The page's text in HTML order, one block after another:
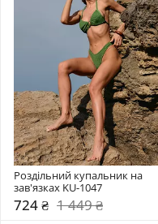
Роздільний купальник на
зав'язках KU-1047
724 ₴ 1 449 ₴